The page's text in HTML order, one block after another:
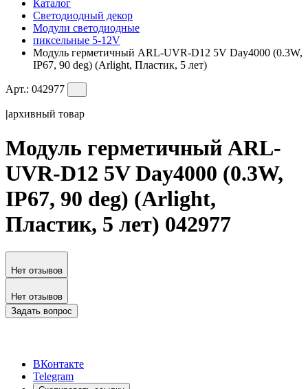
Каталог
Светодиодный декор
Модули светодиодные
пиксельные 5-12V
Модуль герметичный ARL-UVR-D12 5V Day4000 (0.3W,
IP67, 90 deg) (Arlight, Пластик, 5 лет)
Арт.: 042977
|архивный товар
Модуль герметичный ARL-
UVR-D12 5V Day4000 (0.3W,
IP67, 90 deg) (Arlight,
Пластик, 5 лет) 042977
Нет отзывов
Нет отзывов
Задать вопрос
ВКонтакте
Telegram